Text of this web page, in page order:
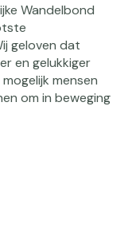
Wandelbond
geloven dat
en gelukkiger
mensen
om in beweging